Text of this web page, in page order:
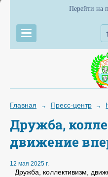
Перейти на
Главная → Пресс-центр →
Дружба,
движение
12 мая 2025 г.
Дружба, коллективизм,